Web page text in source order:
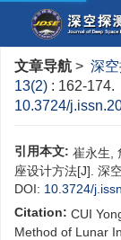
文章导航 > 深空
13(2) : 162-174.
10.3724/
引用本文: 崔永生,
座设计方法[J]. 深
DOI: 10.3724/
Citation: CUI
Method of Lunar